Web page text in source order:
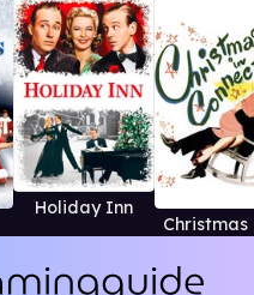
Holiday Inn